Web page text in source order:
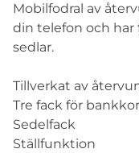
Mobilfodral av
din telefon och har
sedlar.
Tillverkat av
Tre fack för
Sedelfack
Ställfunktion